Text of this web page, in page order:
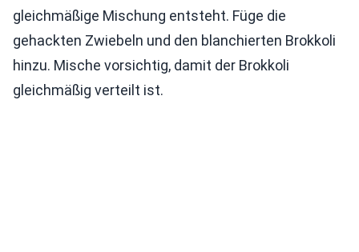
gleichmäßige Mischung entsteht. Füge die
gehackten Zwiebeln und den blanchierten Brokkoli
hinzu. Mische vorsichtig, damit der Brokkoli
gleichmäßig verteilt ist.